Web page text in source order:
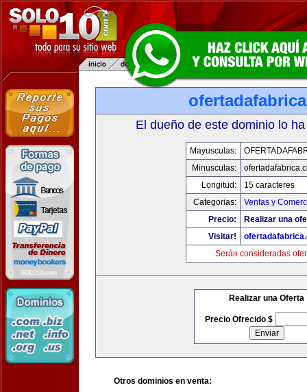
El dueño de este dominio lo
Mayusculas:
Minusculas:
Longitud:
15 caracteres
Categorias:
Ventas y
Precio:
Realizar una
Visitar!
Serán consideradas
Realizar una Oferta
Precio Ofrecido $
Otros dominios en venta: